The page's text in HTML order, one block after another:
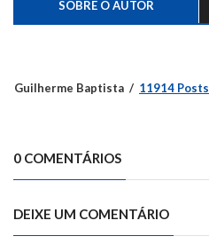
SOBRE O AUTOR
Guilherme Baptista 11914 Posts
0 COMENTÁRIOS
DEIXE UM COMENTÁRIO